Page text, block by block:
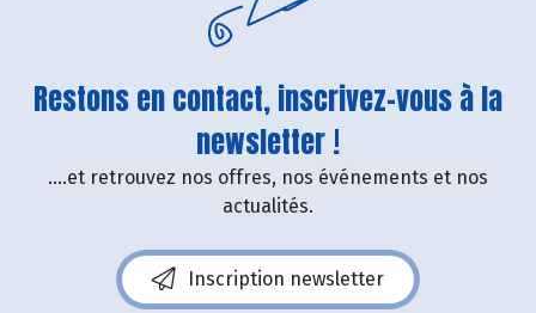
Restons en contact, inscrivez-vous à la
newsletter !
....et retrouvez nos offres, nos événements et nos
actualités.
Inscription newsletter